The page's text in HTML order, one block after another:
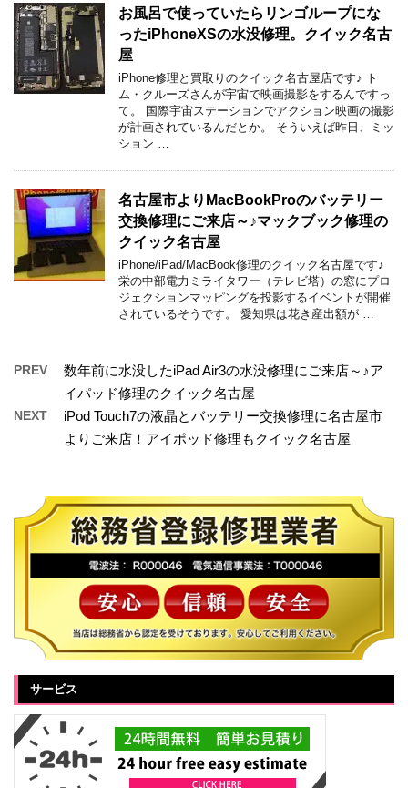
お風呂で使っていたらリンゴループにな
ったiPhoneXSの水没修理。クイック名古
屋
iPhone修理と買取りのクイック名古屋店です♪ ト
ム・クルーズさんが宇宙で映画撮影をするんですっ
て。 国際宇宙ステーションでアクション映画の撮影
が計画されているんだとか。 そういえば昨日、ミッ
ション …
名古屋市よりMacBookProのバッテリー
交換修理にご来店～♪マックブック修理の
クイック名古屋
iPhone/iPad/MacBook修理のクイック名古屋です♪
栄の中部電力ミライタワー（テレビ塔）の窓にプロ
ジェクションマッピングを投影するイベントが開催
されているそうです。 愛知県は花き産出額が …
PREV
数年前に水没したiPad Air3の水没修理にご来店～♪ア
イパッド修理のクイック名古屋
NEXT
iPod Touch7の液晶とバッテリー交換修理に名古屋市
よりご来店！アイポッド修理もクイック名古屋
サービス